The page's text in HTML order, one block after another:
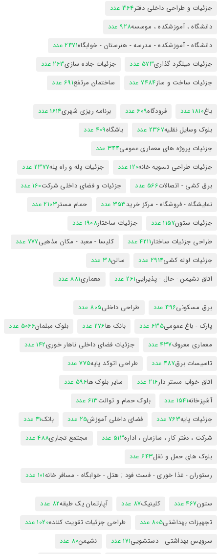
جزئیات و طراحی داخلی دفتر364 عدد
دانشگاه ، آموزشکده ، موسسه928 عدد
دانشگاه - آموزشکده - مدرسه - هنرستان - خوابگاه2471 عدد
جزئیات میلگرد گذاری573 عدد جزئیات جاده سازی263 عدد
جزئیات ساخت و ساز7484 عدد ساختمان مرتفع691 عدد
باغ1810 عدد فرودگاه609 عدد برنامه ریزی شهری1614 عدد
بلوک وسایل نقلیه2367 عدد باشگاه409 عدد
جزئیات پروژه های معماری عمومی344 عدد
جزئیات طراحی تسویه خانه120 عدد جزئیات پله و راه پله2377 عدد
برق کشی - اتصالات566 عدد جزئیات و فضای داخلی شرکت160 عدد
نمایشگاه - فروشگاه - مرکز خرید353 عدد حمام مستر2103 عدد
جزئیات ستون1157 عدد جزئیات ساختار1908 عدد
طراحی جزئیات ساختار4211 عدد کلیسا - معبد - مکان مذهبی777 عدد
جزئیات لوله کشی2914 عدد سالن38 عدد
اتاق نشیمن - حال - پذیرایی261 عدد معماری881 عدد
برق مسکونی496 عدد طراحی داخلی805 عدد
پارک - باغ عمومی635 عدد بانک ها276 عدد بلوک مبلمان5066 عدد
معماری معروف437 عدد جزئیات فضای داخلی ناهار خوری142 عدد
تاسیسات برق487 عدد طراحی اتوکد پایه775 عدد
اتاق خواب مستر دار216 عدد سایر بلوک ها596 عدد
آشپزخانه1541 عدد بلوک حمام و توالت613 عدد
جزئیات پایه763 عدد فضای داخلی آموزش25 عدد بانک41 عدد
شرکت ، دفتر کار ، سازمان ، اداره513 عدد مجتمع تجاری488 عدد
بلوک های حمل و نقل643 عدد
رستوران - غذا خوری - فست فود ; هتل - خوابگاه - مسافر خانه101 عدد
ستون467 عدد کلینیک87 عدد آپارتمان یک طبقه82 عدد
تجهیزات بهداشتی805 عدد طراحی جزئیات تقویت کننده1020 عدد
سرویس بهداشتی - دستشویی171 عدد نشیمن80 عدد